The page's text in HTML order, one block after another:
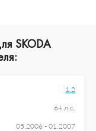
SKODA
1.2
64 л.с.
05.2006 - 01.2007